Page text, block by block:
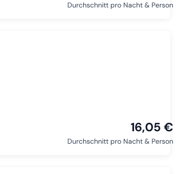
Durchschnitt pro Nacht & Person
16,05 €
Durchschnitt pro Nacht & Person